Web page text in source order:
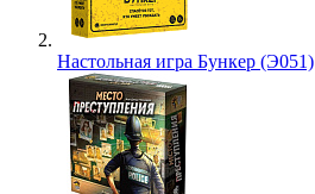
Настольная игра Бункер (Э051)